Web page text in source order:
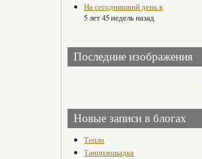
На сегодняшний день в
5 лет 45 недель назад
Последние изображения
Новые записи в блогах
Тепло
Танцплощадка